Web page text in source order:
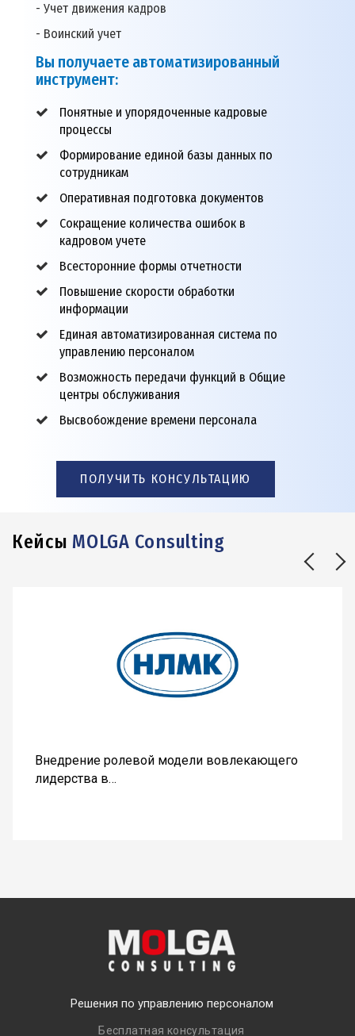
- Учет движения кадров
- Воинский учет
Вы получаете автоматизированный
инструмент:
Понятные и упорядоченные кадровые
процессы
Формирование единой базы данных по
сотрудникам
Оперативная подготовка документов
Сокращение количества ошибок в
кадровом учете
Всесторонние формы отчетности
Повышение скорости обработки
информации
Единая автоматизированная система по
управлению персоналом
Возможность передачи функций в Общие
центры обслуживания
Высвобождение времени персонала
ПОЛУЧИТЬ КОНСУЛЬТАЦИЮ
КейсыMOLGA Consulting
Внедрение ролевой модели вовлекающего
лидерства в…
Решения по управлению персоналом
Бесплатная консультация